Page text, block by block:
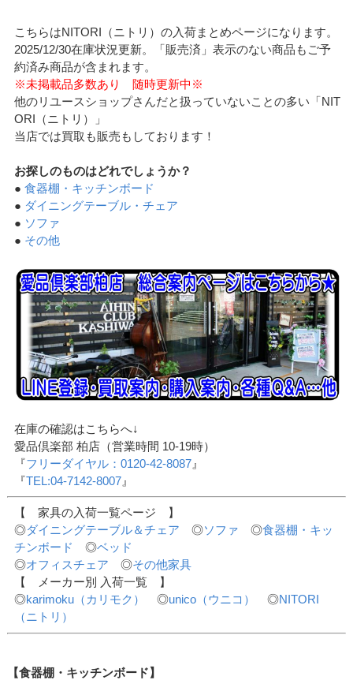
こちらはNITORI（ニトリ）の入荷まとめページになります。
2025/12/30在庫状況更新。「販売済」表示のない商品もご予
約済み商品が含まれます。
※未掲載品多数あり 随時更新中※
他のリユースショップさんだと扱っていないことの多い「NIT
ORI（ニトリ）」
当店では買取も販売もしております！
お探しのものはどれでしょうか？
●食器棚・キッチンボード
● ダイニングテーブル・チェア
● ソファ
● その他
在庫の確認はこちらへ↓
愛品倶楽部 柏店（営業時間 10-19時）
『フリーダイヤル：0120-42-8087 』
『TEL:04-7142-8007 』
【 家具の入荷一覧ページ 】
◎ダイニングテーブル＆チェア ◎ソファ ◎食器棚・キッ
チンボード
◎ベッド
◎オフィスチェア ◎その他家具
【 メーカー別 入荷一覧 】
◎karimoku（カリモク） ◎unico（ウニコ） ◎NITORI
（ニトリ）
【食器棚・キッチンボード】